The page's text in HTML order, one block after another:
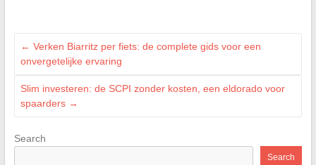
← Verken Biarritz per fiets: de complete gids voor een
onvergetelijke ervaring
Slim investeren: de SCPI zonder kosten, een eldorado voor
spaarders →
Search
Search